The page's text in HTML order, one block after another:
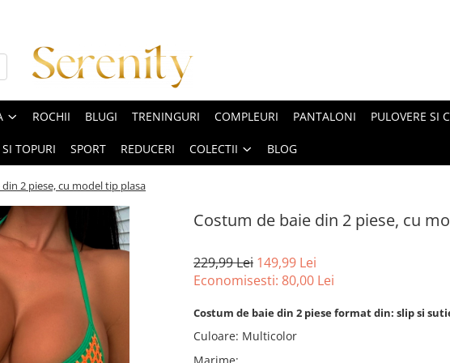
ROCHII BLUGI TRENINGURI COMPLEURI PANTALONI PULOVERE SI
TOPURI SPORT REDUCERI COLECTII BLOG
2 piese, cu model tip plasa
Costum de baie din 2 piese, cu
229,99 Lei 149,99 Lei
Economisesti: 80,00 Lei
Costum de baie din 2 piese format din: slip si
Culoare: Multicolor